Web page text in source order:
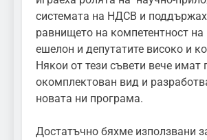
системата на НДСВ и
равнището на компетентност
ешелон и депутатите високо и
Някои от тези съвети вече имат
окомплектован вид и
новата ни програма.
Достатъчно бяхме използвани